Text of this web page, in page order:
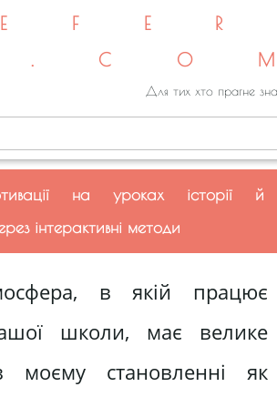
Для тих хто прагне
на уроках історії й
інтерактивні методи
в якій працює
школи, має велике
моєму становленні як